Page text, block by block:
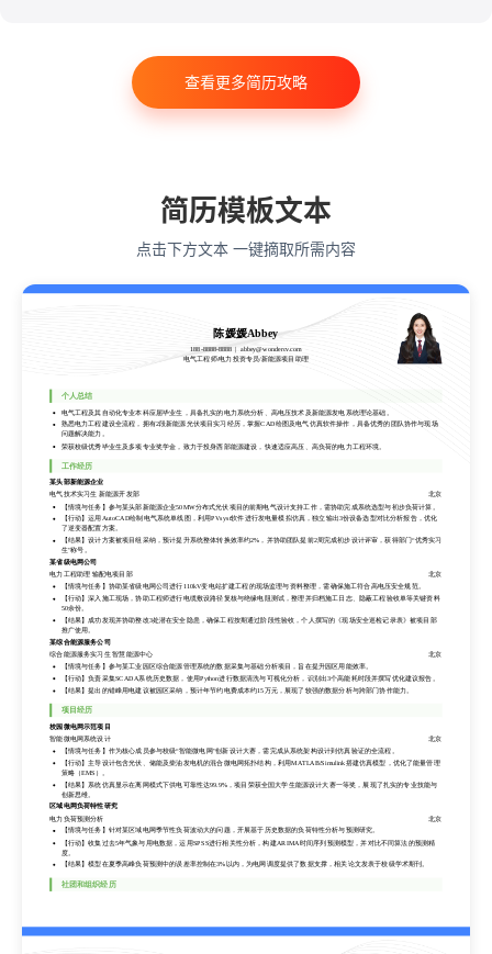
艺术与设计 电子信息工程
查看更多简历攻略
简历模板文本
点击下方文本 一键摘取所需内容
陈媛媛Abbey
188-8888-8888 abbey@wondercv.com
电气工程师/电力投资专员/新能源项目助理
个人总结
电气工程及其自动化专业本科应届毕业生，具备扎实的电力系统分析、高电压技术及新能源发电系统理论基础。
熟悉电力工程建设全流程，拥有2段新能源光伏项目实习经历，掌握CAD绘图及电气仿真软件操作，具备优秀的团队协作与现场
问题解决能力。
荣获校级优秀毕业生及多项专业奖学金，致力于投身西部能源建设，快速适应高压、高负荷的电力工程环境。
工作经历
某头部新能源企业
电气技术实习生 新能源开发部
北京
【情境与任务】参与某头部新能源企业50MW分布式光伏项目的前期电气设计支持工作，需协助完成系统选型与初步负荷计算。
【行动】运用AutoCAD绘制电气系统单线图，利用PVsyst软件进行发电量模拟仿真，独立输出3份设备选型对比分析报告，优化
了逆变器配置方案。
【结果】设计方案被项目组采纳，预计提升系统整体转换效率约2%，并协助团队提前2周完成初步设计评审，获得部门“优秀实习
生”称号。
某省级电网公司
电力工程助理 输配电项目部
北京
【情境与任务】协助某省级电网公司进行110kV变电站扩建工程的现场监理与资料整理，需确保施工符合高电压安全规范。
【行动】深入施工现场，协助工程师进行电缆敷设路径复核与绝缘电阻测试，整理并归档施工日志、隐蔽工程验收单等关键资料
50余份。
【结果】成功发现并协助整改3处潜在安全隐患，确保工程按期通过阶段性验收，个人撰写的《现场安全巡检记录表》被项目部
推广使用。
某综合能源服务公司
综合能源服务实习生 智慧能源中心
北京
【情境与任务】参与某工业园区综合能源管理系统的数据采集与基础分析项目，旨在提升园区用能效率。
【行动】负责采集SCADA系统历史数据，使用Python进行数据清洗与可视化分析，识别出3个高能耗时段并撰写优化建议报告。
【结果】提出的错峰用电建议被园区采纳，预计年节约电费成本约15万元，展现了较强的数据分析与跨部门协作能力。
项目经历
校园微电网示范项目
智能微电网系统设计
北京
【情境与任务】作为核心成员参与校级“智能微电网”创新设计大赛，需完成从系统架构设计到仿真验证的全流程。
【行动】主导设计包含光伏、储能及柴油发电机的混合微电网拓扑结构，利用MATLAB/Simulink搭建仿真模型，优化了能量管理
策略（EMS）。
【结果】系统仿真显示在离网模式下供电可靠性达99.9%，项目荣获全国大学生能源设计大赛一等奖，展现了扎实的专业技能与
创新思维。
区域电网负荷特性研究
电力负荷预测分析
北京
【情境与任务】针对某区域电网季节性负荷波动大的问题，开展基于历史数据的负荷特性分析与预测研究。
【行动】收集过去5年气象与用电数据，运用SPSS进行相关性分析，构建ARIMA时间序列预测模型，并对比不同算法的预测精
度。
【结果】模型在夏季高峰负荷预测中的误差率控制在3%以内，为电网调度提供了数据支撑，相关论文发表于校级学术期刊。
社团和组织经历
【行动】带领团队走访10余家电力相关企业，成功争取到3家企业的物资赞助，并策划了“企业开放日”互动环节。
188-8888-8888
abbey@wondercv.com
电气工程师/电力投资专员/新能源项目助理
电气工程及其自动化专业本科应届毕业生，具备扎实的电力系统分析、高电压技术及新能源发电系统理论基础。
熟悉电力工程建设全流程，拥有2段新能源光伏项目实习经历，掌握CAD绘图及电气仿真软件操作，具备优秀的团队协作与现场
问题解决能力。
荣获校级优秀毕业生及多项专业奖学金，致力于投身西部能源建设，快速适应高压、高负荷的电力工程环境。
工作经历
某头部新能源企业
电气技术实习生 新能源开发部
【情境与任务】参与某头部新能源企业50MW分布式光伏项目的前期电气设计支持工作，需协助完成系统选型与初步负荷计算。
【行动】运用AutoCAD绘制电气系统单线图，利用PVsyst软件进行发电量模拟仿真，独立输出3份设备选型对比分析报告，优化
了逆变器配置方案。
【结果】设计方案被项目组采纳，预计提升系统整体转换效率约2%，并协助团队提前2周完成初步设计评审，获得部门“优秀实习
生”称号。
某省级电网公司
电力工程助理 输配电项目部
【情境与任务】协助某省级电网公司进行110kV变电站扩建工程的现场监理与资料整理，需确保施工符合高电压安全规范。
【行动】深入施工现场，协助工程师进行电缆敷设路径复核与绝缘电阻测试，整理并归档施工日志、隐蔽工程验收单等关键资料
50余份。
【结果】成功发现并协助整改3处潜在安全隐患，确保工程按期通过阶段性验收，个人撰写的《现场安全巡检记录表》被项目部
推广使用。
某综合能源服务公司
综合能源服务实习生 智慧能源中心
【情境与任务】参与某工业园区综合能源管理系统的数据采集与基础分析项目，旨在提升园区用能效率。
【行动】负责采集SCADA系统历史数据，使用Python进行数据清洗与可视化分析，识别出3个高能耗时段并撰写优化建议报告。
【结果】提出的错峰用电建议被园区采纳，预计年节约电费成本约15万元，展现了较强的数据分析与跨部门协作能力。
项目经历
校园微电网示范项目
智能微电网系统设计
【情境与任务】作为核心成员参与校级“智能微电网”创新设计大赛，需完成从系统架构设计到仿真验证的全流程。
【行动】主导设计包含光伏、储能及柴油发电机的混合微电网拓扑结构，利用MATLAB/Simulink搭建仿真模型，优化了能量管理
策略（EMS）。
【结果】系统仿真显示在离网模式下供电可靠性达99.9%，项目荣获全国大学生能源设计大赛一等奖，展现了扎实的专业技能与
创新思维。
区域电网负荷特性研究
电力负荷预测分析
【情境与任务】针对某区域电网季节性负荷波动大的问题，开展基于历史数据的负荷特性分析与预测研究。